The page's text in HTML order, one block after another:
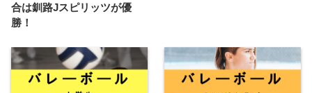
合は釧路Jスピリッツが優
勝！